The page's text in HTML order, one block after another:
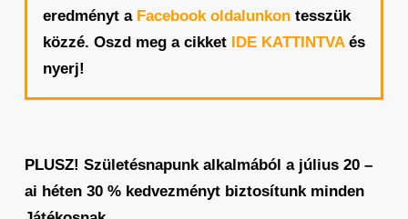
eredményt a Facebook oldalunkontesszük
közzé. Oszd meg a cikket
IDE KATTINTVAés
nyerj!
PLUSZ! Születésnapunk alkalmából a július 20 –
ai héten 30 % kedvezményt biztosítunk minden